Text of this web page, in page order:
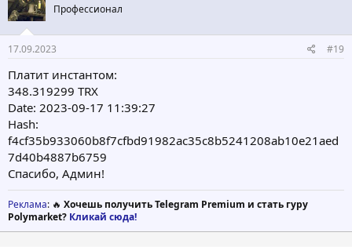
Профессионал
17.09.2023 #19
Платит инстантом:
348.319299 TRX
Date: 2023-09-17 11:39:27
Hash:
f4cf35b933060b8f7cfbd91982ac35c8b5241208ab10e21aed
7d40b4887b6759
Спасибо, Админ!
Реклама: 🔥 Хочешь получить Telegram Premium и стать гуру
Polymarket? Кликай сюда!